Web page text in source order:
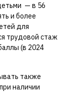
— в 56
и более
для
трудовой стаж
(в 2024
также
наличии